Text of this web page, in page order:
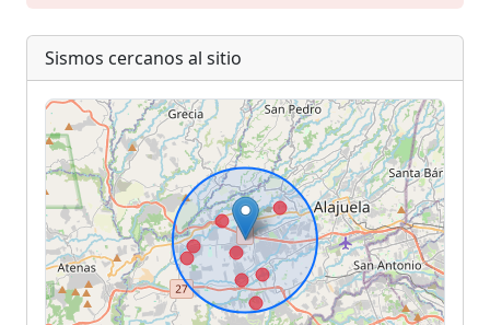
Sismos cercanos al sitio